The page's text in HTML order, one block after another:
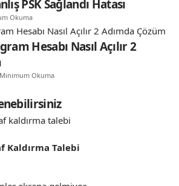
PSK Sağlandı Hatası
Okuma
Hesabı Nasıl Açılır 2
Okuma
Kaldırma Talebi